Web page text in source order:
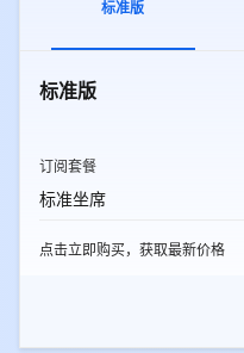
标准版
标准版
订阅套餐
标准坐席
点击立即购买，获取最新价格